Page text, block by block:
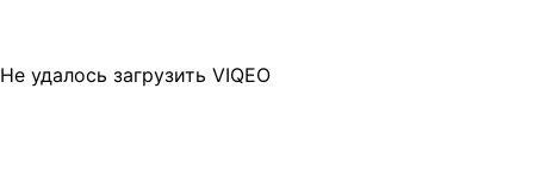
Не удалось загрузить VIQEO